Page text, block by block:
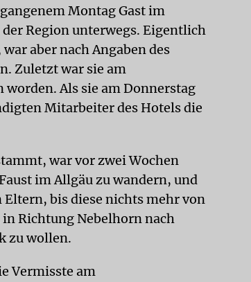
Montag Gast im
Region unterwegs. Eigentlich
aber nach Angaben des
Zuletzt war sie am
Als sie am Donnerstag
Mitarbeiter des Hotels die
war vor zwei Wochen
im Allgäu zu wandern, und
bis diese nichts mehr von
Richtung Nebelhorn nach
zu wollen.
Vermisste am